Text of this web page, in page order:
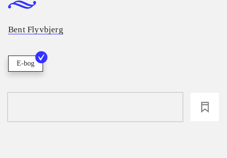
Bent Flyvbjerg
E-bog